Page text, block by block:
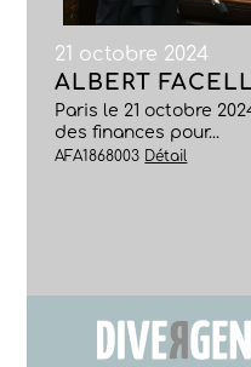
21 octobre 2024
ALBERT
Paris le 21 octobre
des finances pour...
AFA1868003 Détail